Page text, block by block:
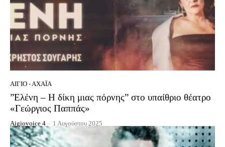
ΑΊΓΙΟ - ΑΧΑΪ́Α
”Ελένη – Η δίκη μιας πόρνης” στο υπαίθριο θέατρο
«Γεώργιος Παππάς»
Aigiovoice 4 - 1 Αυγούστου 2025